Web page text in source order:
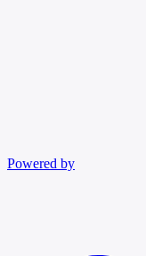
Powered by